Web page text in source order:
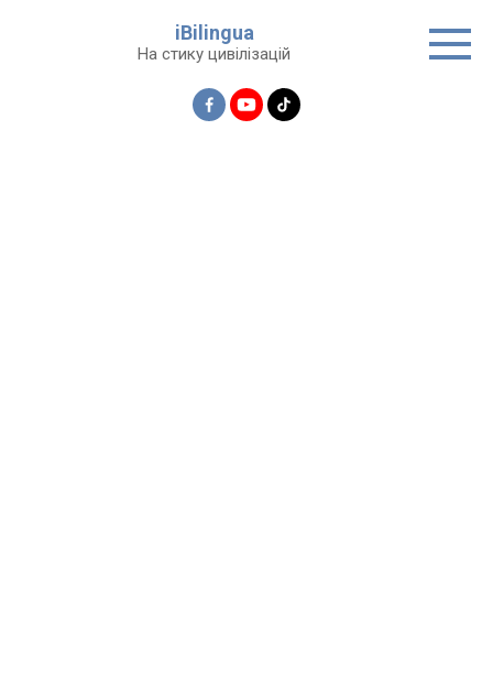
iBilingua
На стику цивілізацій